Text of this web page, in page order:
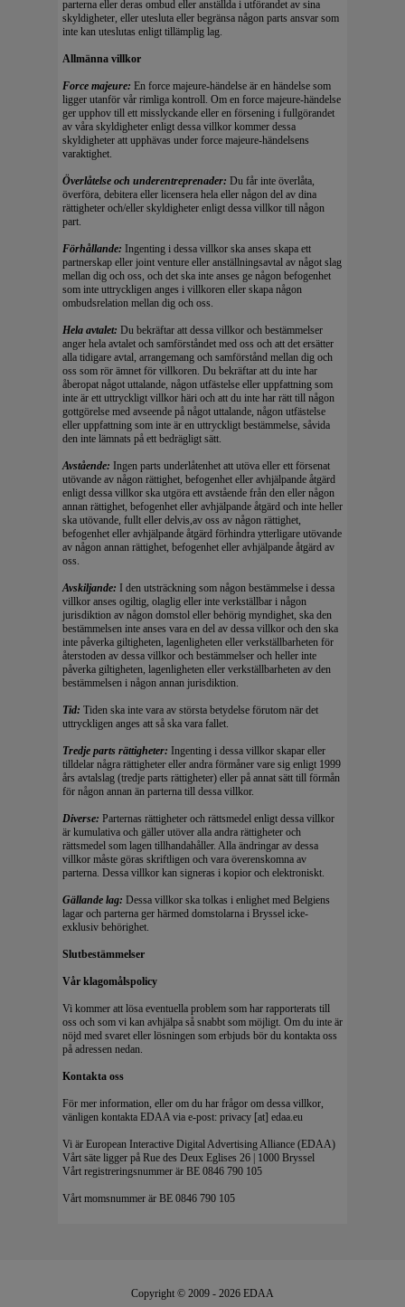
parterna eller deras ombud eller anställda i utförandet av sina
skyldigheter, eller utesluta eller begränsa någon parts ansvar som
inte kan uteslutas enligt tillämplig lag.
Allmänna villkor
Force majeure: En force majeure-händelse är en händelse som
ligger utanför vår rimliga kontroll. Om en force majeure-händelse
ger upphov till ett misslyckande eller en försening i fullgörandet
av våra skyldigheter enligt dessa villkor kommer dessa
skyldigheter att upphävas under force majeure-händelsens
varaktighet.
Överlåtelse och underentreprenader: Du får inte överlåta,
överföra, debitera eller licensera hela eller någon del av dina
rättigheter och/eller skyldigheter enligt dessa villkor till någon
part.
Förhållande: Ingenting i dessa villkor ska anses skapa ett
partnerskap eller joint venture eller anställningsavtal av något slag
mellan dig och oss, och det ska inte anses ge någon befogenhet
som inte uttryckligen anges i villkoren eller skapa någon
ombudsrelation mellan dig och oss.
Hela avtalet: Du bekräftar att dessa villkor och bestämmelser
anger hela avtalet och samförståndet med oss och att det ersätter
alla tidigare avtal, arrangemang och samförstånd mellan dig och
oss som rör ämnet för villkoren. Du bekräftar att du inte har
åberopat något uttalande, någon utfästelse eller uppfattning som
inte är ett uttryckligt villkor häri och att du inte har rätt till någon
gottgörelse med avseende på något uttalande, någon utfästelse
eller uppfattning som inte är en uttryckligt bestämmelse, såvida
den inte lämnats på ett bedrägligt sätt.
Avstående: Ingen parts underlåtenhet att utöva eller ett försenat
utövande av någon rättighet, befogenhet eller avhjälpande åtgärd
enligt dessa villkor ska utgöra ett avstående från den eller någon
annan rättighet, befogenhet eller avhjälpande åtgärd och inte heller
ska utövande, fullt eller delvis,av oss av någon rättighet,
befogenhet eller avhjälpande åtgärd förhindra ytterligare utövande
av någon annan rättighet, befogenhet eller avhjälpande åtgärd av
oss.
Avskiljande: I den utsträckning som någon bestämmelse i dessa
villkor anses ogiltig, olaglig eller inte verkställbar i någon
jurisdiktion av någon domstol eller behörig myndighet, ska den
bestämmelsen inte anses vara en del av dessa villkor och den ska
inte påverka giltigheten, lagenligheten eller verkställbarheten för
återstoden av dessa villkor och bestämmelser och heller inte
påverka giltigheten, lagenligheten eller verkställbarheten av den
bestämmelsen i någon annan jurisdiktion.
Tid: Tiden ska inte vara av största betydelse förutom när det
uttryckligen anges att så ska vara fallet.
Tredje parts rättigheter: Ingenting i dessa villkor skapar eller
tilldelar några rättigheter eller andra förmåner vare sig enligt 1999
års avtalslag (tredje parts rättigheter) eller på annat sätt till förmån
för någon annan än parterna till dessa villkor.
Diverse: Parternas rättigheter och rättsmedel enligt dessa villkor
är kumulativa och gäller utöver alla andra rättigheter och
rättsmedel som lagen tillhandahåller. Alla ändringar av dessa
villkor måste göras skriftligen och vara överenskomna av
parterna. Dessa villkor kan signeras i kopior och elektroniskt.
Gällande lag: Dessa villkor ska tolkas i enlighet med Belgiens
lagar och parterna ger härmed domstolarna i Bryssel icke-
exklusiv behörighet.
Slutbestämmelser
Vår klagomålspolicy
Vi kommer att lösa eventuella problem som har rapporterats till
oss och som vi kan avhjälpa så snabbt som möjligt. Om du inte är
nöjd med svaret eller lösningen som erbjuds bör du kontakta oss
på adressen nedan.
Kontakta oss
För mer information, eller om du har frågor om dessa villkor,
vänligen kontakta EDAA via e-post: privacy [at] edaa.eu
Vi är European Interactive Digital Advertising Alliance (EDAA)
Vårt säte ligger på Rue des Deux Eglises 26 | 1000 Bryssel
Vårt registreringsnummer är BE 0846 790 105
Vårt momsnummer är BE 0846 790 105
Copyright © 2009 - 2026 EDAA